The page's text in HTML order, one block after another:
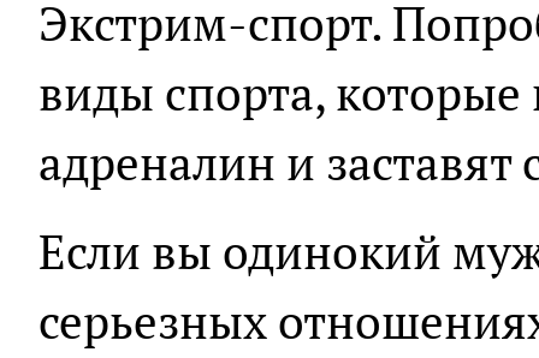
Экстрим-спорт.
виды спорта,
адреналин и заставят
Если вы одинокий
серьезных